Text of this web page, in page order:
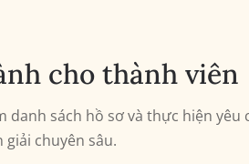
cho thành viên
danh sách hồ sơ và thực hiện yêu
giải chuyên sâu.